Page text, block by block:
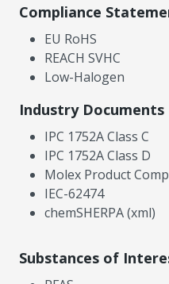
Compliance
EU RoHS
REACH SVHC
Low-Halogen
Industry Documents
IPC 1752A Class C
IPC 1752A Class D
Molex Product
IEC-62474
chemSHERPA (xml)
Substances of